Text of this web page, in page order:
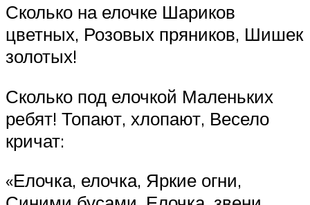
Сколько на елочке Шариков
цветных, Розовых пряников, Шишек
золотых!
Сколько под елочкой Маленьких
ребят! Топают, хлопают, Весело
кричат:
«Елочка, елочка, Яркие огни,